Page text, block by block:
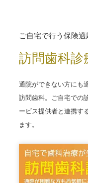
ご自宅で行う保険
訪問歯科診
通院ができない方にも
訪問歯科。ご自宅での
ービス提供者と連携す
ます。